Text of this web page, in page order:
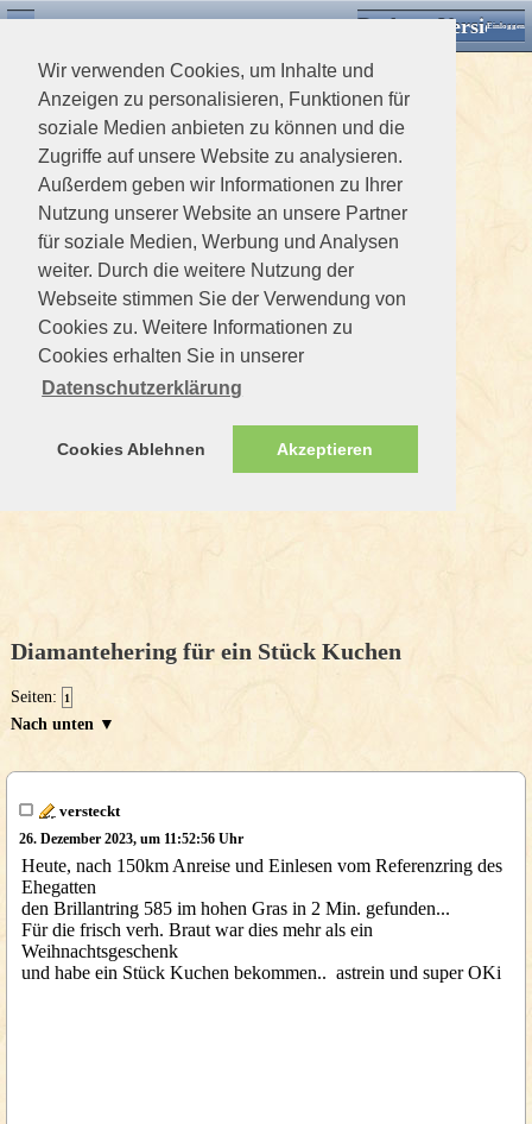
Wir verwenden Cookies, um Inhalte und
Anzeigen zu personalisieren, Funktionen für
soziale Medien anbieten zu können und die
Zugriffe auf unsere Website zu analysieren.
Außerdem geben wir Informationen zu Ihrer
Nutzung unserer Website an unsere Partner
für soziale Medien, Werbung und Analysen
weiter. Durch die weitere Nutzung der
Webseite stimmen Sie der Verwendung von
Cookies zu. Weitere Informationen zu
Cookies erhalten Sie in unserer
Datenschutzerklärung
Cookies Ablehnen Akzeptieren
Desktop VersionEinloggen
Diamantehering für ein Stück Kuchen
Seiten: 1
Nach unten ▼
versteckt
26. Dezember 2023, um 11:52:56 Uhr
Heute, nach 150km Anreise und Einlesen vom Referenzring des
Ehegatten
den Brillantring 585 im hohen Gras in 2 Min. gefunden...
Für die frisch verh. Braut war dies mehr als ein
Weihnachtsgeschenk
und habe ein Stück Kuchen bekommen.. astrein und super OKi